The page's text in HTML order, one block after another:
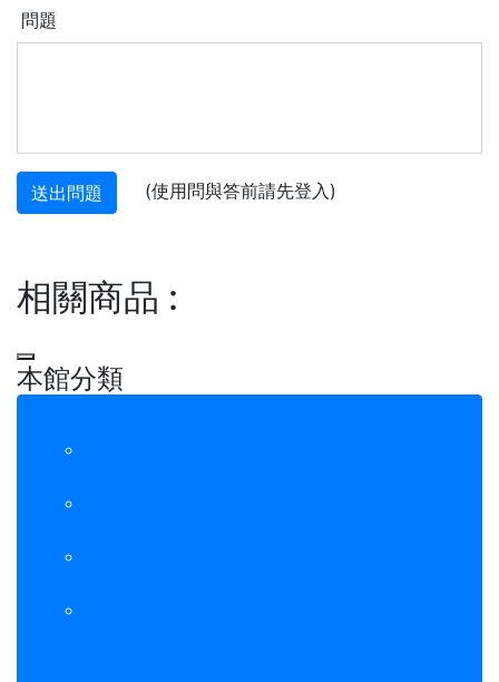
本館分類
問題
送出問題 (使用問與答前請先登入)
相關商品 :